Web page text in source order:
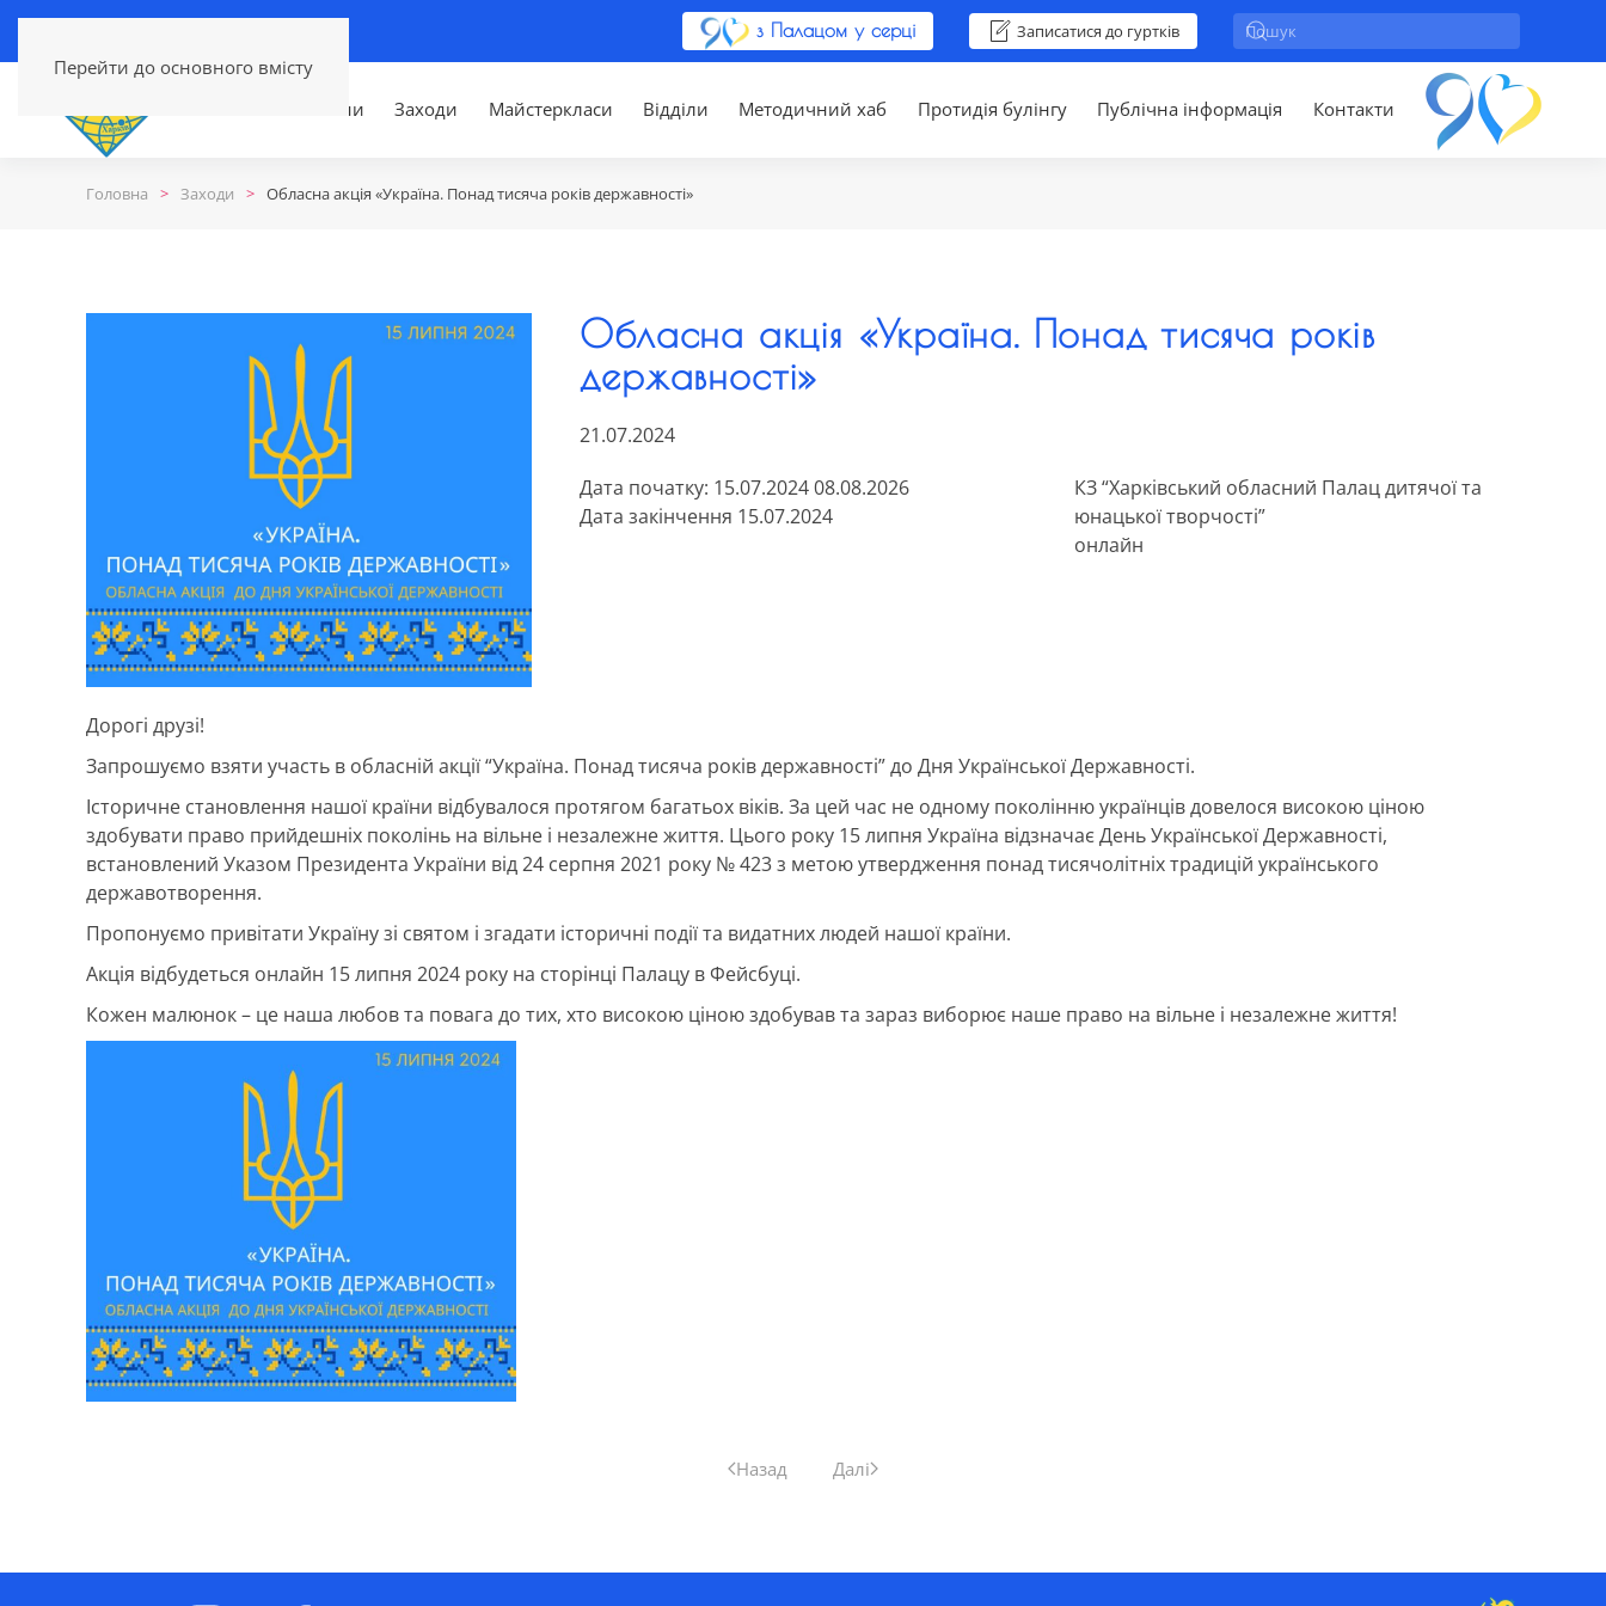
Перейти до основного вмісту
з Палацом у серці Записатися до гуртків
Новини Заходи Майстеркласи Відділи Методичний хаб Протидія булінгу Публічна інформація Контакти
Головна Заходи Обласна акція «Україна. Понад тисяча років державності»
Обласна акція «Україна. Понад тисяча років
державності»
21.07.2024
Дата початку: 15.07.2024 08.08.2026
Дата закінчення 15.07.2024
КЗ “Харківський обласний Палац дитячої та
юнацької творчості”
онлайн
Дорогі друзі!
Запрошуємо взяти участь в обласній акції “Україна. Понад тисяча років державності” до Дня Української Державності.
Історичне становлення нашої країни відбувалося протягом багатьох віків. За цей час не одному поколінню українців довелося високою ціною
здобувати право прийдешніх поколінь на вільне і незалежне життя. Цього року 15 липня Україна відзначає День Української Державності,
встановлений Указом Президента України від 24 серпня 2021 року № 423 з метою утвердження понад тисячолітніх традицій українського
державотворення.
Пропонуємо привітати Україну зі святом і згадати історичні події та видатних людей нашої країни.
Акція відбудеться онлайн 15 липня 2024 року на сторінці Палацу в Фейсбуці.
Кожен малюнок – це наша любов та повага до тих, хто високою ціною здобував та зараз виборює наше право на вільне і незалежне життя!
Назад Далі